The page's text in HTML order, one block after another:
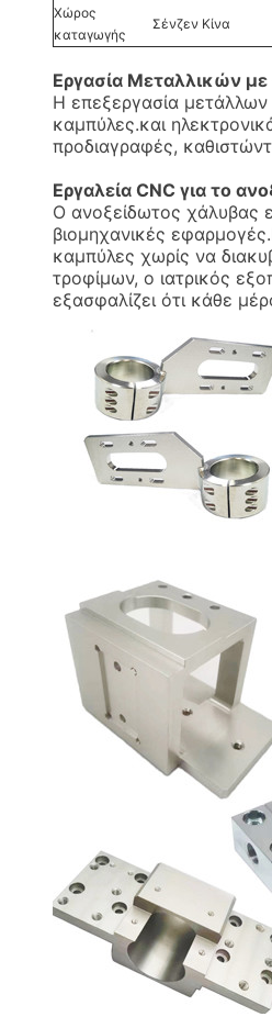
Χώρος
καταγωγής
Σένζεν Κίνα
Εργασία Μεταλλικών με
Η επεξεργασία
καμπύλες.και
προδιαγραφές,
Εργαλεία CNC για το
Ο ανοξείδωτος χάλυβας
βιομηχανικές
καμπύλες χωρίς να
τροφίμων, ο ιατρικός
εξασφαλίζει ότι κάθε